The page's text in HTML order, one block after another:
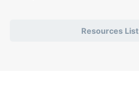
Resources List